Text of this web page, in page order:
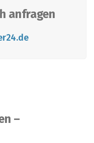
anfragen
–